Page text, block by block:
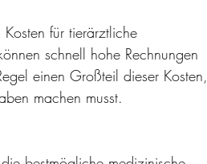
für tierärztliche
schnell hohe Rechnungen
einen Großteil dieser Kosten,
machen musst.